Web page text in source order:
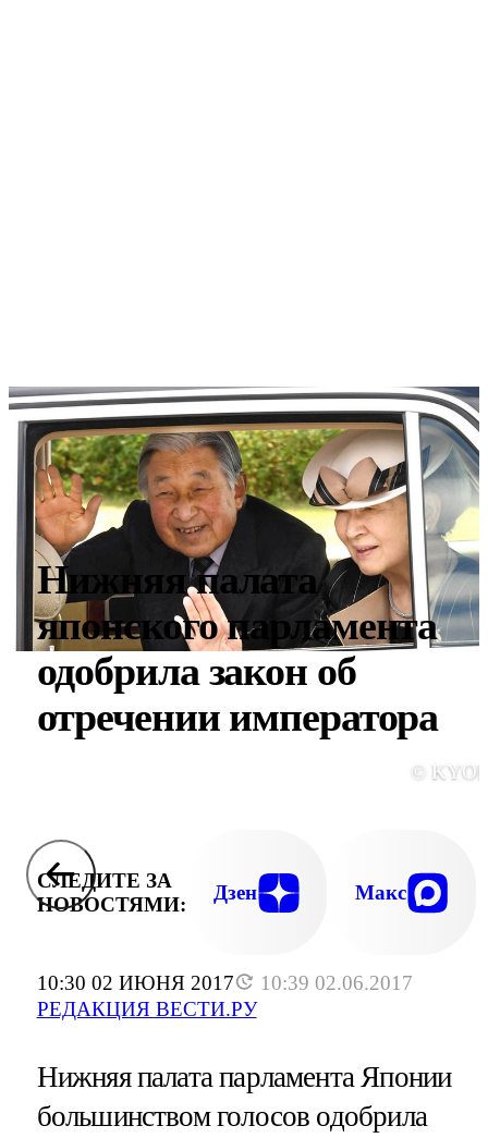
10:30 02 ИЮНЯ 2017
10:39 02.06.2017
РЕДАКЦИЯ ВЕСТИ.РУ
Нижняя палата
японского парламента
одобрила закон об
отречении императора
©
СЛЕДИТЕ ЗА
НОВОСТЯМИ:
Дзен Макс
Нижняя палата парламента Японии
большинством голосов одобрила